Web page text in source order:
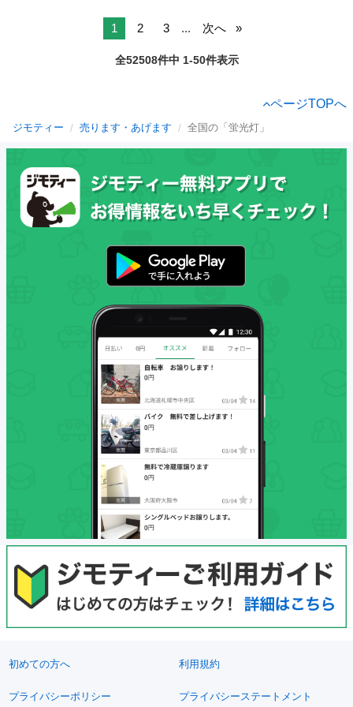
1 2 3 ... 次へ
全52508件中 1-50件表示
ページTOPへ
ジモティー 売ります・あげます 全国の「蛍光灯」
初めての方へ 利用規約
プライバシーポリシー プライバシーステートメント